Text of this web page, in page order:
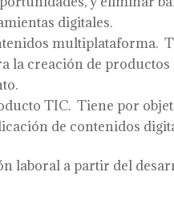
digitales.
multiplataforma.
la creación de
TIC. Tiene por
de contenidos
laboral a partir del